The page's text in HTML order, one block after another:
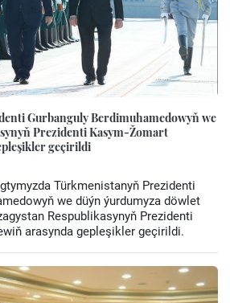
Gurbanguly Berdimuhamedowyň we
Prezidenti Kasym-Žomart
geçirildi
Türkmenistanyň Prezidenti
we düýn ýurdumyza döwlet
Respublikasynyň Prezidenti
arasynda gepleşikler geçirildi.